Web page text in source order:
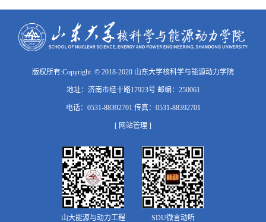
版权所有:Copyright © 2018-2020 山东大学核科学与能源动力学院
地址：济南市经十路17923号 邮编：250061
电话：0531-88392701 传真：0531-88392701
[ 网站管理 ]
山大能源与动力工程 SDU微言动听